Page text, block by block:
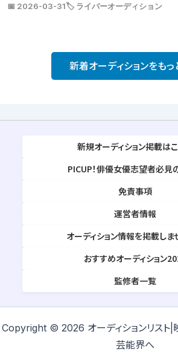
📅 2026-03-31🏷️ ライバーオーディション
新着オーディションをもっ
新規オーディション掲載は
PICUP！俳優女優志望者必見
免責事項
運営者情報
オーディション情報を掲載しま
おすすめオーディション
監修者一覧
Copyright © 2026 オーディションリスト|
芸能界へ